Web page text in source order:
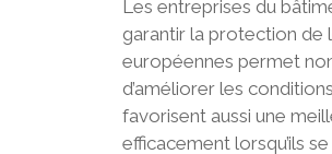
Les entreprises du
garantir la protection de
européennes permet
d’améliorer les
favorisent aussi une
efficacement lorsqu’ils